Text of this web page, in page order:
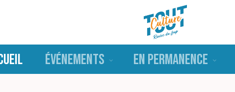
ÉVÉNEMENTS EN PERMANENCE